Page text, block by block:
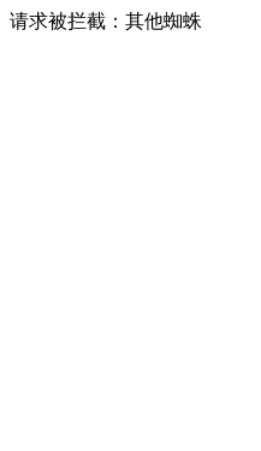
请求被拦截：其他蜘蛛